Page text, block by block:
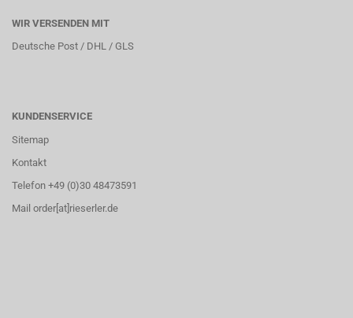
WIR VERSENDEN MIT
Deutsche Post / DHL / GLS
KUNDENSERVICE
Sitemap
Kontakt
Telefon +49 (0)30 48473591
Mail order[at]rieserler.de